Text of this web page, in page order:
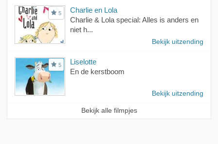
5
Charlie en Lola
Charlie & Lola special: Alles is anders en
niet h...
Bekijk uitzending
5
Liselotte
En de kerstboom
Bekijk uitzending
Bekijk alle filmpjes